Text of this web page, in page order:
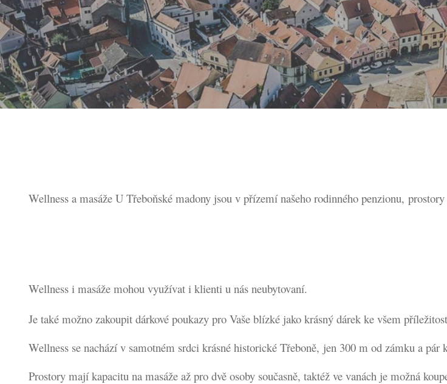
Wellness a masáže U Třeboňské madony jsou v přízemí našeho rodinného penzionu,
Wellness i masáže mohou využívat i klienti u nás neubytovaní.
Je také možno zakoupit dárkové poukazy pro Vaše blízké jako krásný dárek ke všem
Wellness se nachází v samotném srdci krásné historické Třeboně, jen 300 m od zámku a pár
Prostory mají kapacitu na masáže až pro dvě osoby současně, taktéž ve vanách je možná